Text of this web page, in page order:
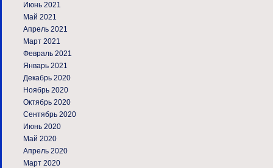
Июнь 2021
Май 2021
Апрель 2021
Март 2021
Февраль 2021
Январь 2021
Декабрь 2020
Ноябрь 2020
Октябрь 2020
Сентябрь 2020
Июнь 2020
Май 2020
Апрель 2020
Март 2020